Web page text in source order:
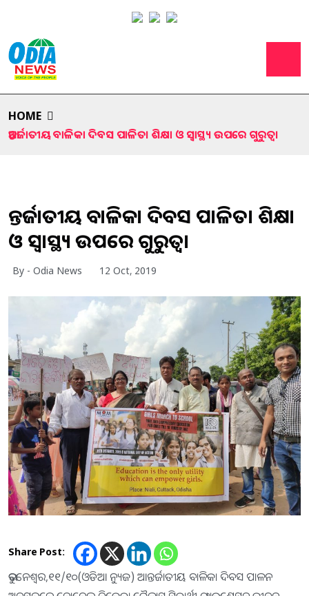
HOME
ଆନ୍ତର୍ଜାତୀୟ ବାଳିକା ଦିବସ ପାଳିତ। ଶିକ୍ଷା ଓ ସ୍ବାସ୍ଥ୍ୟ ଉପରେ ଗୁରୁତ୍ୱ।
ଆନ୍ତର୍ଜାତୀୟ ବାଳିକା ଦିବସ ପାଳିତ। ଶିକ୍ଷା
ଓ ସ୍ବାସ୍ଥ୍ୟ ଉପରେ ଗୁରୁତ୍ୱ।
By - Odia News 12 Oct, 2019
Share Post:
ଭୁବନେଶ୍ବର,୧୧/୧୦(ଓଡିଆ ନ୍ୟୁଜ) ଆନ୍ତର୍ଜାତୀୟ ବାଳିକା ଦିବସ ପାଳନ